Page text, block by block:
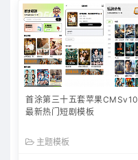
首涂第三十五套苹果CMSv10
最新热门短剧模板
主题模板